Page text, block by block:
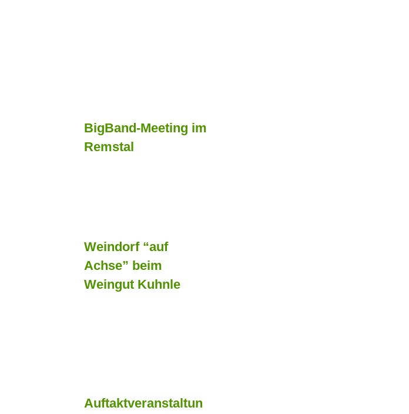
BigBand-Meeting im
Remstal
Weindorf “auf
Achse” beim
Weingut Kuhnle
Auftaktveranstaltun